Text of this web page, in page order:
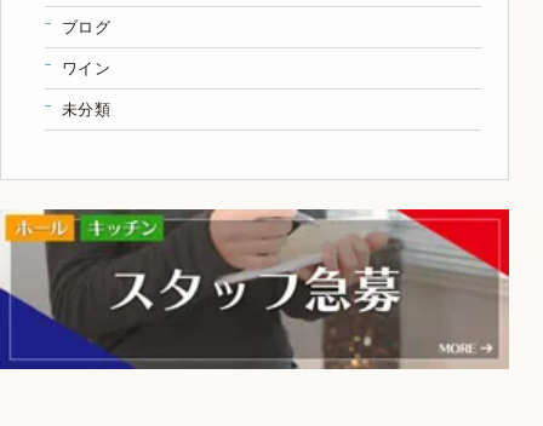
ブログ
ワイン
未分類